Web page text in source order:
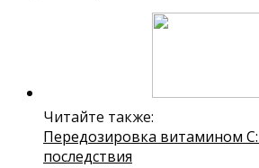
Читайте также:
Передозировка витамином
последствия